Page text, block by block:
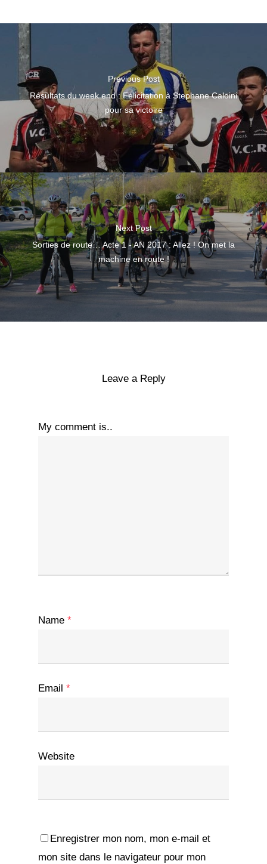
Previous Post
Résultats du week end : Félicitation à Stephane Caloini
pour sa victoire
Next Post
Sorties de route… Acte 1 - AN 2017 : Allez ! On met la
machine en route !
Leave a Reply
My comment is..
Name *
Email *
Website
Enregistrer mon nom, mon e-mail et
mon site dans le navigateur pour mon